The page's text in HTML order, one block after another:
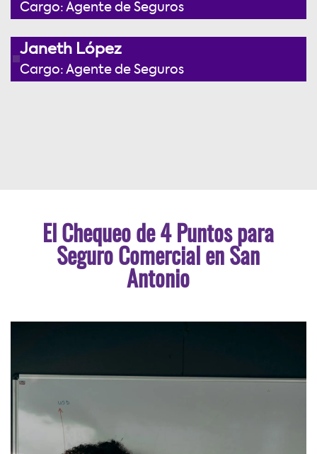
Cargo: Agente de Seguros
Janeth López
Cargo: Agente de Seguros
El Chequeo de 4 Puntos para
Seguro Comercial en San
Antonio